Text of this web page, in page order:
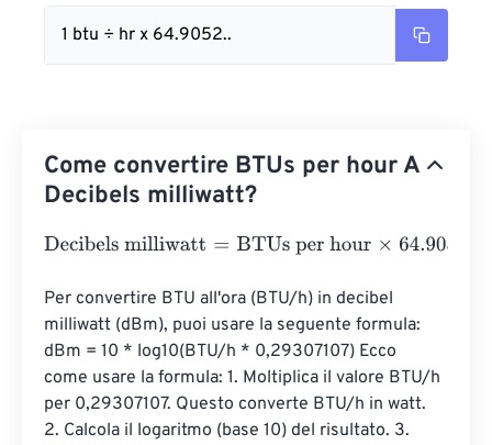
1 btu ÷ hr x 64.9052..
Come convertire BTUs per hour A
Decibels milliwatt?
Decibels milliwatt=BTUs per hour×64.9052931
Per convertire BTU all'ora (BTU/h) in decibel
milliwatt (dBm), puoi usare la seguente formula:
dBm = 10 * log10(BTU/h * 0,29307107) Ecco
come usare la formula: 1. Moltiplica il valore BTU/h
per 0,29307107. Questo converte BTU/h in watt.
2. Calcola il logaritmo (base 10) del risultato. 3.